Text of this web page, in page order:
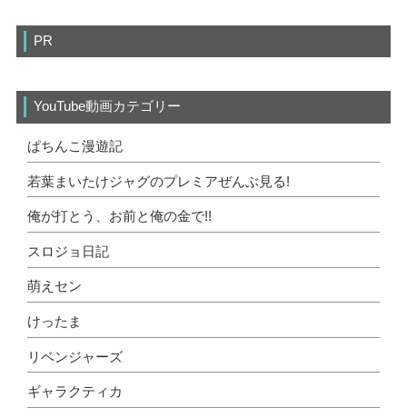
PR
YouTube動画カテゴリー
ぱちんこ漫遊記
若葉まいたけジャグのプレミアぜんぶ見る!
俺が打とう、お前と俺の金で!!
スロジョ日記
萌えセン
けったま
リベンジャーズ
ギャラクティカ